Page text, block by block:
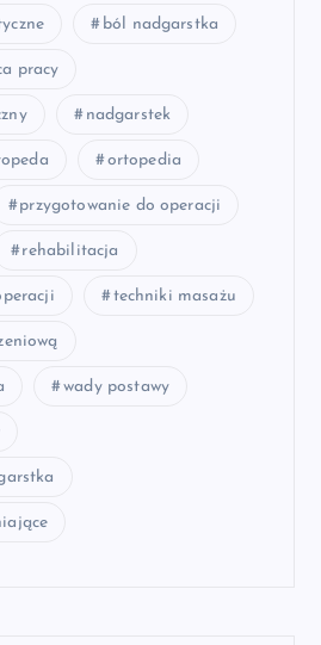
ból nadgarstka
pracy
nadgarstek
ortopedia
przygotowanie do operacji
rehabilitacja
techniki masażu
wady postawy